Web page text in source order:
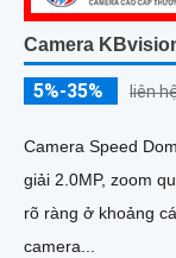
Camera
5%-35% liên
Camera Speed
giải 2.0MP, zoom
rõ ràng ở khoảng cách xa. Tích hợp công
camera...